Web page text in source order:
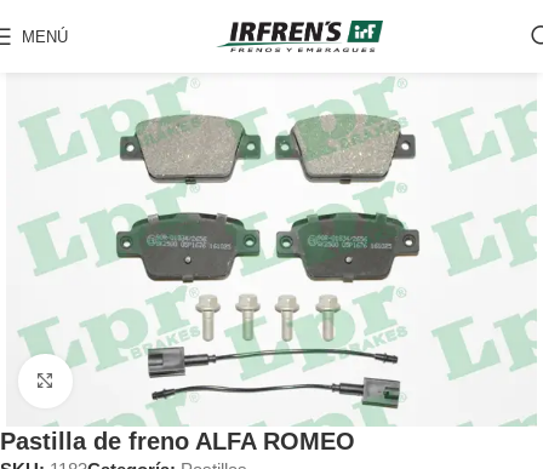
MENÚ
Clic para ampliar
Pastilla de freno ALFA ROMEO